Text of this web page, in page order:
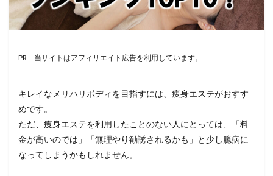
PR 当サイトはアフィリエイト広告を利用しています。
キレイなメリハリボディを目指すには、痩身エステがおすす
めです。
ただ、痩身エステを利用したことのない人にとっては、「料
金が高いのでは」「無理やり勧誘されるかも」と少し臆病に
なってしまうかもしれません。